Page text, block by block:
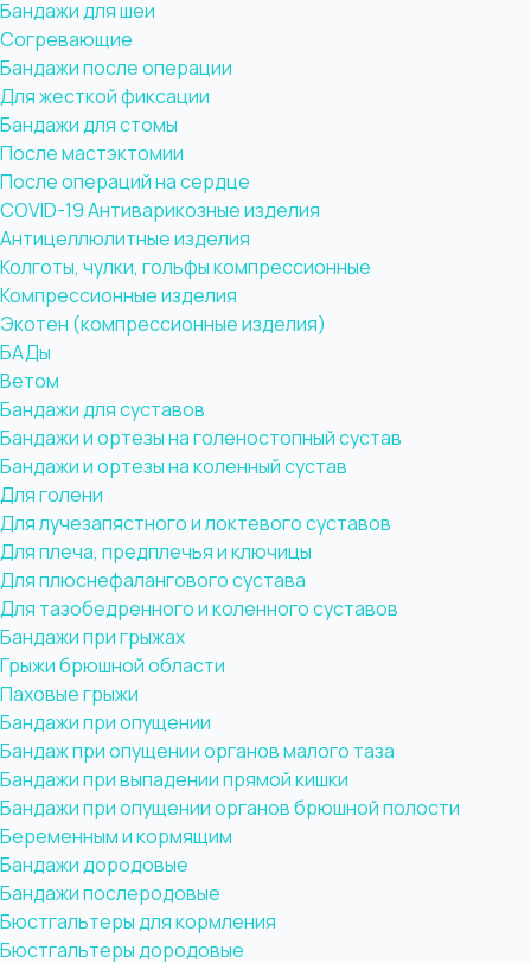
Бандажи для шеи
Согревающие
Бандажи после операции
Для жесткой фиксации
Бандажи для стомы
После мастэктомии
После операций на сердце
COVID-19Антиварикозные изделия
Антицеллюлитные изделия
Колготы, чулки, гольфы компрессионные
Компрессионные изделия
Экотен (компрессионные изделия)
БАДы
Ветом
Бандажи для суставов
Бандажи и ортезы на голеностопный сустав
Бандажи и ортезы на коленный сустав
Для голени
Для лучезапястного и локтевого суставов
Для плеча, предплечья и ключицы
Для плюснефалангового сустава
Для тазобедренного и коленного суставов
Бандажи при грыжах
Грыжи брюшной области
Паховые грыжи
Бандажи при опущении
Бандаж при опущении органов малого таза
Бандажи при выпадении прямой кишки
Бандажи при опущении органов брюшной полости
Беременным и кормящим
Бандажи дородовые
Бандажи послеродовые
Бюстгальтеры для кормления
Бюстгальтеры дородовые